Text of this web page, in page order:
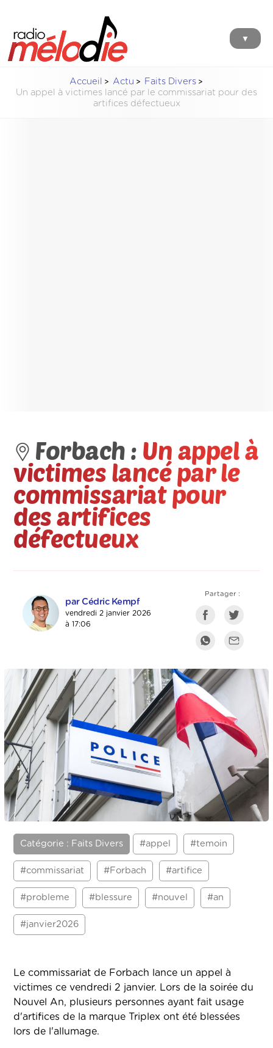
▼
Accueil Actu
Faits Divers
Un appel à victimes lancé par le commissariat pour des
artifices défectueux
Forbach : Un appel à
victimes lancé par le
commissariat pour
des artifices
défectueux
par Cédric Kempf
vendredi 2 janvier 2026
à 17:06
Partager :
Catégorie : Faits Divers #appel #temoin
#commissariat #Forbach #artifice
#probleme #blessure #nouvel #an
#janvier2026
Le commissariat de Forbach lance un appel à
victimes ce vendredi 2 janvier. Lors de la soirée du
Nouvel An, plusieurs personnes ayant fait usage
d'artifices de la marque Triplex ont été blessées
lors de l'allumage.